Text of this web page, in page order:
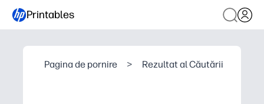
Printables
Pagina de pornire > Rezultat al Căutării